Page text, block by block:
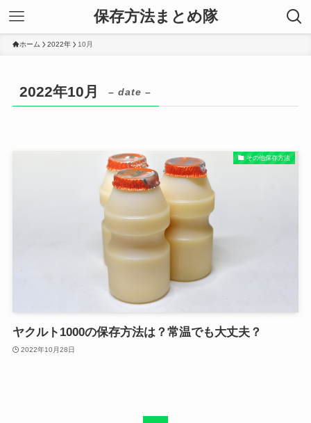
保存方法まとめ隊
ホーム 2022年 10月
2022年10月 – date –
その他保存方法
ヤクルト1000の保存方法は？常温でも大丈夫？
2022年10月28日